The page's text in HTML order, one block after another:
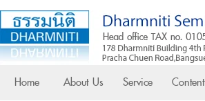
Home About Us Service Content